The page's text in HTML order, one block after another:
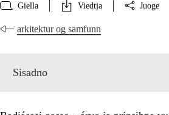
Giella Viedtja Juoge
arkitektur og samfunn
Sisadno